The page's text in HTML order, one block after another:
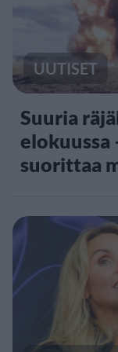
UUTISET
Suuria
suorittaa